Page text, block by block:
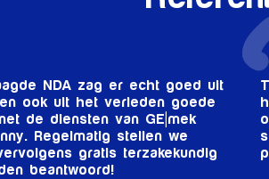
NDA zag er echt goed uit
ook uit het verleden goede
de diensten van GE|mek
Regelmatig stellen we
gratis terzakekundig
beantwoord!